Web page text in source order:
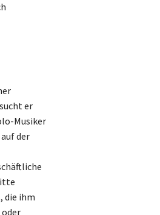
er
Musiker
der
die ihm